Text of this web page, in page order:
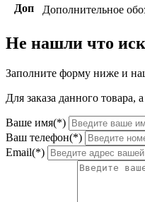
Доп
Дополнительное
Не нашли что
Заполните форму ниже и
Для заказа данного
Ваше имя(*)
Ваш телефон(*)
Email(*)